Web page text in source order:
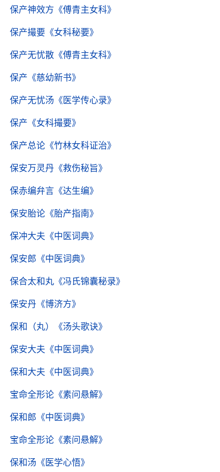
保产神效方 《傅青主女科》
保产撮要 《女科秘要》
保产无忧散 《傅青主女科》
保产 《慈幼新书》
保产无忧汤 《医学传心录》
保产 《女科撮要》
保产总论 《竹林女科证治》
保安万灵丹 《救伤秘旨》
保赤编弁言 《达生编》
保安胎论 《胎产指南》
保冲大夫 《中医词典》
保安郎 《中医词典》
保合太和丸 《冯氏锦囊秘录》
保安丹 《博济方》
保和（丸） 《汤头歌诀》
保安大夫 《中医词典》
保和大夫 《中医词典》
宝命全形论 《素问悬解》
保和郎 《中医词典》
宝命全形论 《素问悬解》
保和汤 《医学心悟》